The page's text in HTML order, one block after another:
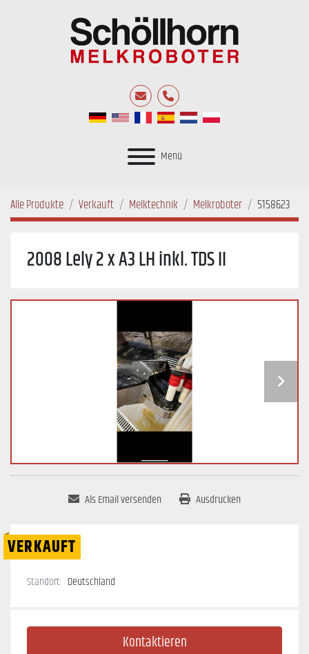
E-Mail Telefon
Menü
Alle Produkte Verkauft Melktechnik Melkroboter 5158623
2008 Lely 2 x A3 LH inkl. TDS II
Als Email versenden Ausdrucken
VERKAUFT
Standort: Deutschland
Kontaktieren